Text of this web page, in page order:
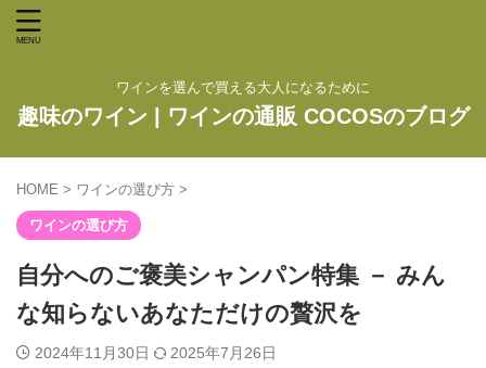
ワインを選んで買える大人になるために
趣味のワイン | ワインの通販 COCOSのブログ
HOME > ワインの選び方 >
ワインの選び方
自分へのご褒美シャンパン特集 － みん
な知らないあなただけの贅沢を
2024年11月30日 2025年7月26日